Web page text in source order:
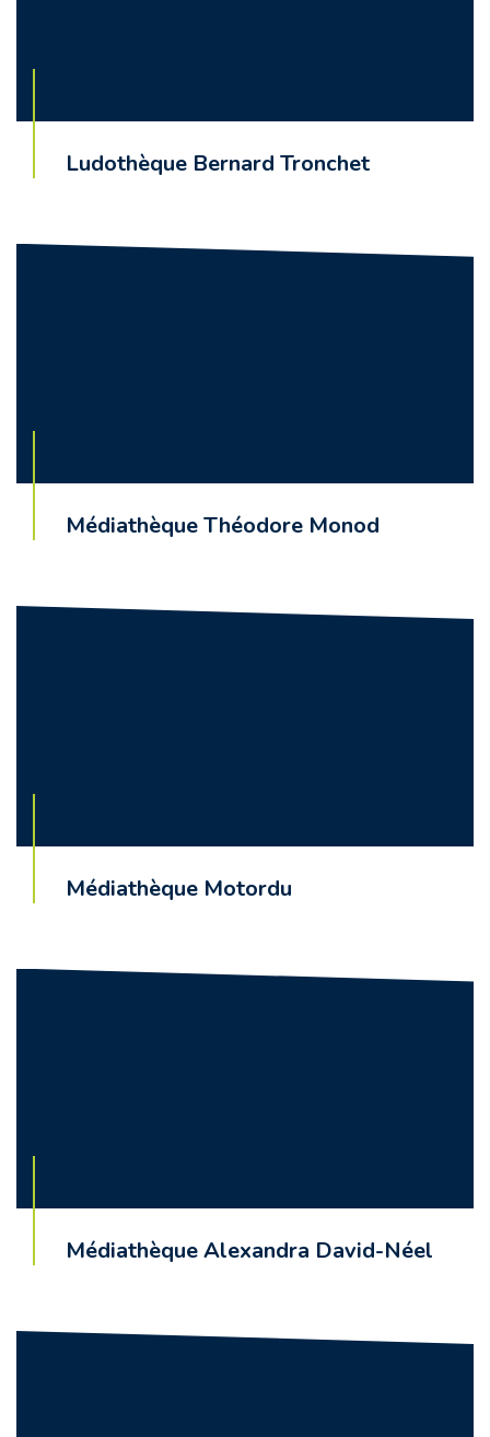
Ludothèque Bernard Tronchet
Médiathèque Théodore Monod
Médiathèque Motordu
Médiathèque Alexandra David-Néel